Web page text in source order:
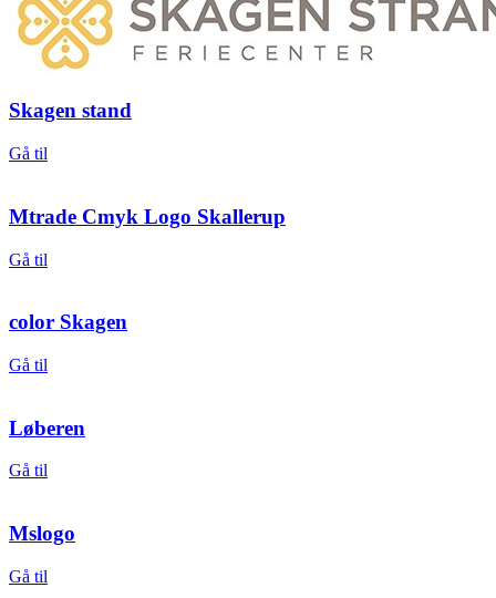
Skagen stand
Gå til
Mtrade Cmyk Logo Skallerup
Gå til
color Skagen
Gå til
Løberen
Gå til
Mslogo
Gå til